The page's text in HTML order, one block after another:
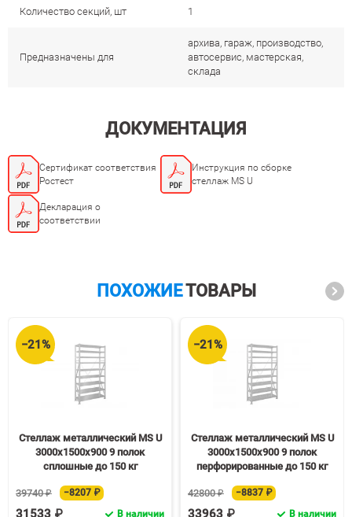
Количество секций, шт 1
Предназначены для
архива, гараж, производство,
автосервис, мастерская,
склада
ДОКУМЕНТАЦИЯ
Сертификат соответствия
Ростест
Инструкция по сборке
стеллаж MS U
Декларация о
соответствии
ПОХОЖИЕТОВАРЫ
−21%
Стеллаж металлический MS U
3000х1500х900 9 полок
сплошные до 150 кг
39740 ₽ −8207 ₽
31533 ₽
В наличии
−21%
Стеллаж металлический MS U
3000х1500х900 9 полок
перфорированные до 150 кг
42800 ₽ −8837 ₽
33963 ₽
В наличии